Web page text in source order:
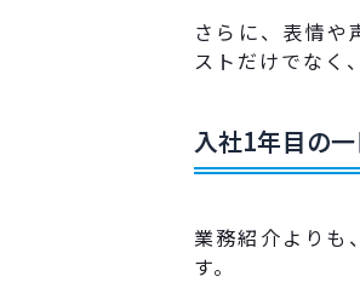
さらに、表情や
ストだけでなく、
入社1年目の
業務紹介よりも、
す。